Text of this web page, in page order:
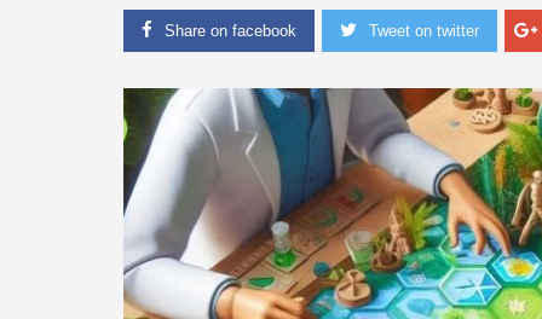
Share on facebook Tweet on twitter